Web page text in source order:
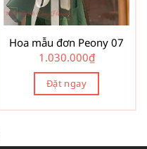
Hoa mẫu đơn Peony 07
1.030.000₫
Đặt ngay